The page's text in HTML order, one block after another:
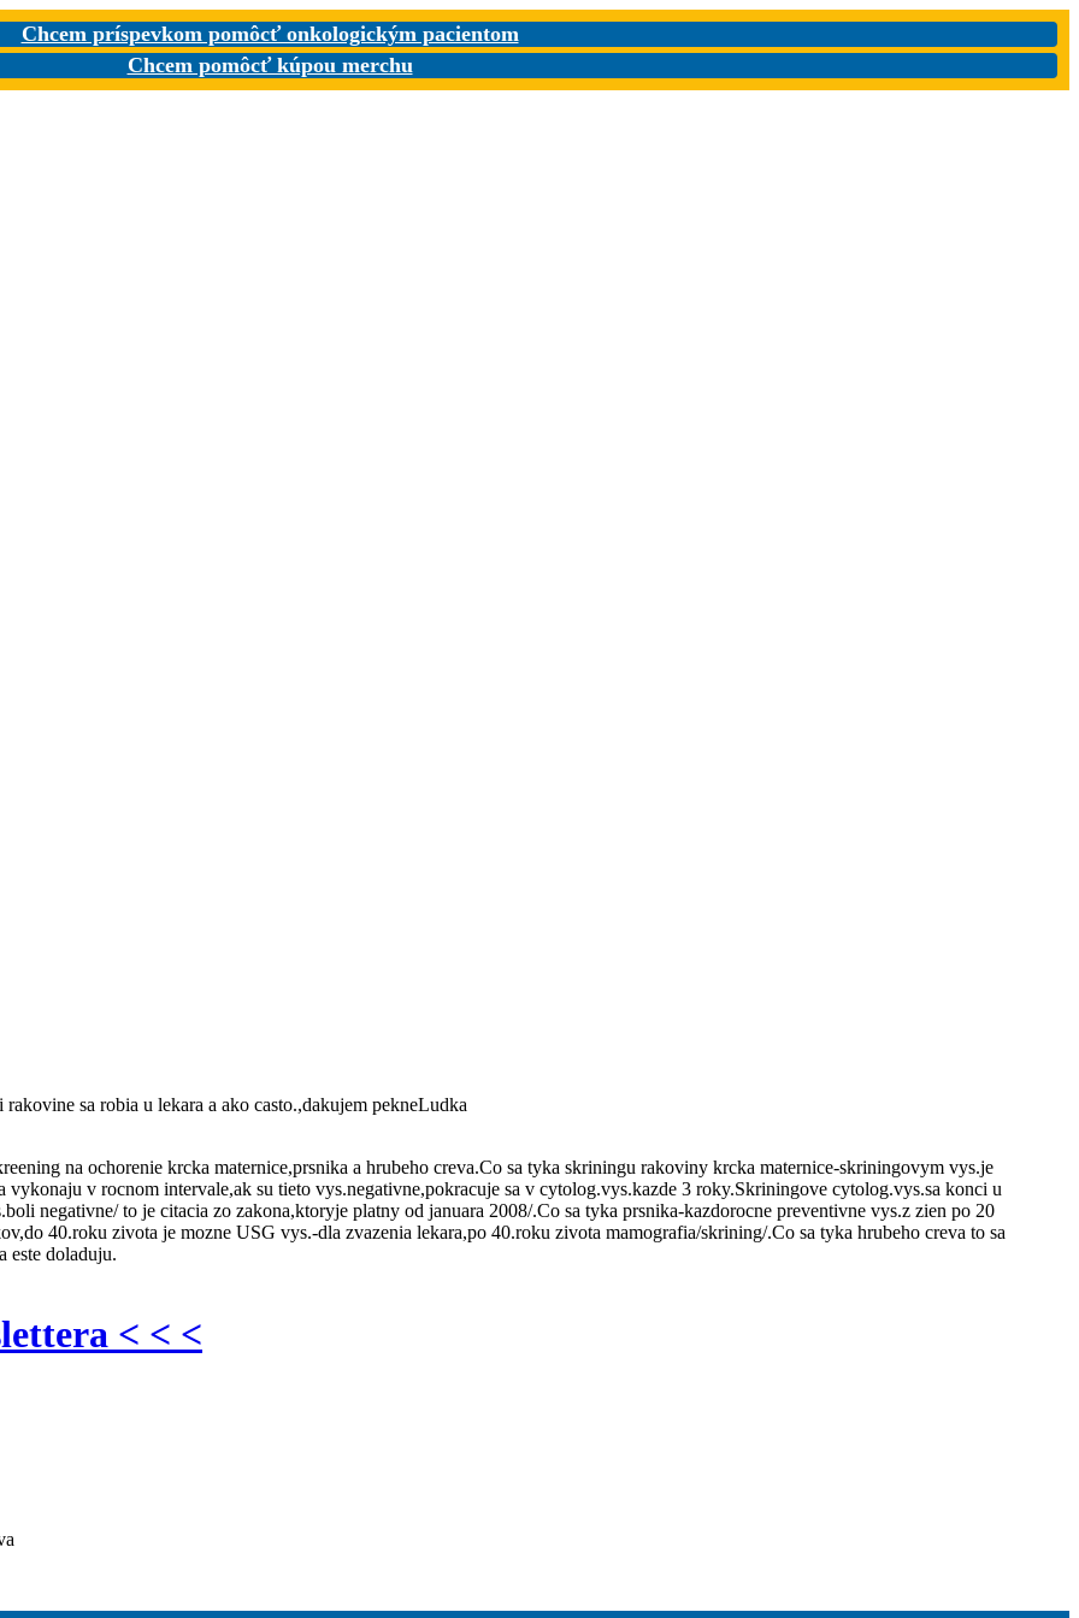
Chcem príspevkom pomôcť onkologickým pacientom
Chcem pomôcť kúpou merchu
sa robia u lekara a ako casto.,dakujem pekneLudka
na ochorenie krcka maternice,prsnika a hrubeho creva.Co sa tyka skriningu rakoviny krcka maternice-skriningovym vys.je
v rocnom intervale,ak su tieto vys.negativne,pokracuje sa v cytolog.vys.kazde 3 roky.Skriningove cytolog.vys.sa konci u
negativne/ to je citacia zo zakona,ktoryje platny od januara 2008/.Co sa tyka prsnika-kazdorocne preventivne vys.z zien po 20
40.roku zivota je mozne USG vys.-dla zvazenia lekara,po 40.roku zivota mamografia/skrining/.Co sa tyka hrubeho creva to sa
este doladuju.
< < <